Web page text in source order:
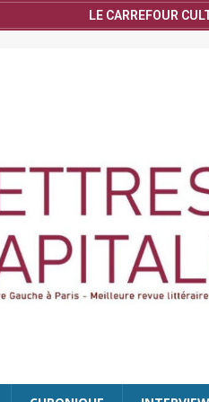
LE CARREFOUR